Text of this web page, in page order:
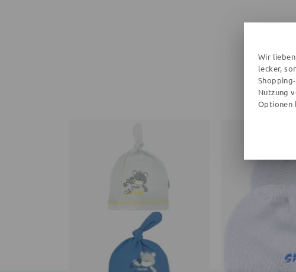
Wir
lecker,
Nutzung
Optionen